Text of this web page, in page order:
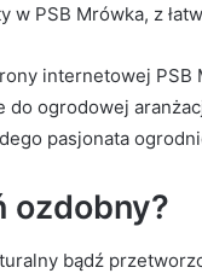
PSB Mrówka, z
internetowej PSB
do ogrodowej
pasjonata
ozdobny?
bądź